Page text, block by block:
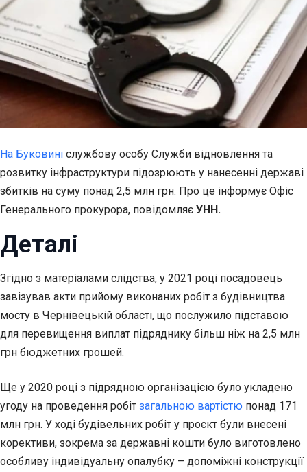
На Буковині службову особу Служби відновлення та
розвитку інфраструктури підозрюють у нанесенні державі
збитків на суму понад 2,5 млн грн. Про це інформує Офіс
Генерального прокурора, повідомляє УНН.
Деталі
Згідно з матеріалами слідства, у 2021 році посадовець
завізував акти прийому виконаних робіт з будівництва
мосту в Чернівецькій області, що послужило підставою
для перевищення виплат підряднику більш ніж на 2,5 млн
грн бюджетних грошей.
Ще у 2020 році з підрядною організацією було укладено
угоду на проведення робіт загальною вартістю понад 171
млн грн. У ході будівельних робіт у проєкт були внесені
корективи, зокрема за державні кошти було виготовлено
особливу індивідуальну опалубку – допоміжні конструкції